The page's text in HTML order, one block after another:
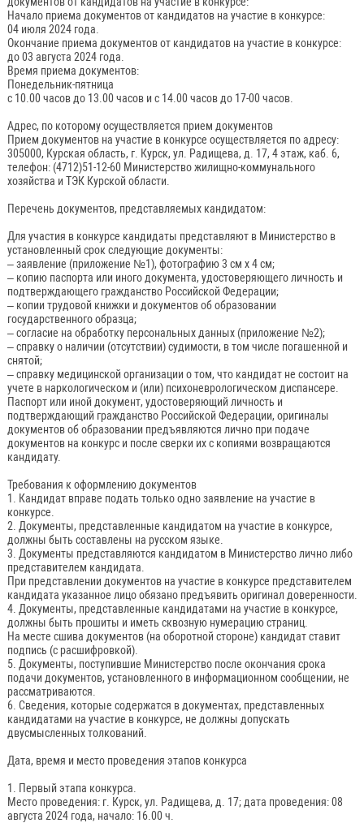
Начало приема документов от кандидатов на участие в конкурсе:
04 июля 2024 года.
Окончание приема документов от кандидатов на участие в конкурсе:
до 03 августа 2024 года.
Время приема документов:
Понедельник-пятница
с 10.00 часов до 13.00 часов и с 14.00 часов до 17-00 часов.
Адрес, по которому осуществляется прием документов
Прием документов на участие в конкурсе осуществляется по адресу:
305000, Курская область, г. Курск, ул. Радищева, д. 17, 4 этаж, каб. 6,
телефон: (4712)51-12-60 Министерство жилищно-коммунального
хозяйства и ТЭК Курской области.
Перечень документов, представляемых кандидатом:
Для участия в конкурсе кандидаты представляют в Министерство в
установленный срок следующие документы:
– заявление (приложение №1), фотографию 3 см x 4 см;
– копию паспорта или иного документа, удостоверяющего личность и
подтверждающего гражданство Российской Федерации;
– копии трудовой книжки и документов об образовании
государственного образца;
– согласие на обработку персональных данных (приложение №2);
– справку о наличии (отсутствии) судимости, в том числе погашенной и
снятой;
– справку медицинской организации о том, что кандидат не состоит на
учете в наркологическом и (или) психоневрологическом диспансере.
Паспорт или иной документ, удостоверяющий личность и
подтверждающий гражданство Российской Федерации, оригиналы
документов об образовании предъявляются лично при подаче
документов на конкурс и после сверки их с копиями возвращаются
кандидату.
Требования к оформлению документов
1. Кандидат вправе подать только одно заявление на участие в
конкурсе.
2. Документы, представленные кандидатом на участие в конкурсе,
должны быть составлены на русском языке.
3. Документы представляются кандидатом в Министерство лично либо
представителем кандидата.
При представлении документов на участие в конкурсе представителем
кандидата указанное лицо обязано предъявить оригинал доверенности.
4. Документы, представленные кандидатами на участие в конкурсе,
должны быть прошиты и иметь сквозную нумерацию страниц.
На месте сшива документов (на оборотной стороне) кандидат ставит
подпись (с расшифровкой).
5. Документы, поступившие Министерство после окончания срока
подачи документов, установленного в информационном сообщении, не
рассматриваются.
6. Сведения, которые содержатся в документах, представленных
кандидатами на участие в конкурсе, не должны допускать
двусмысленных толкований.
Дата, время и место проведения этапов конкурса
1. Первый этапа конкурса.
Место проведения: г. Курск, ул. Радищева, д. 17; дата проведения: 08
августа 2024 года, начало: 16.00 ч.